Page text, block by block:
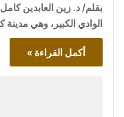
بقلم/ د. زين العابدين
الوادي الكبير، وهي
أكمل القراءة »